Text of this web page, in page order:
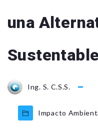
una
Sustentable
Ing. S. C.S.S.
Impacto